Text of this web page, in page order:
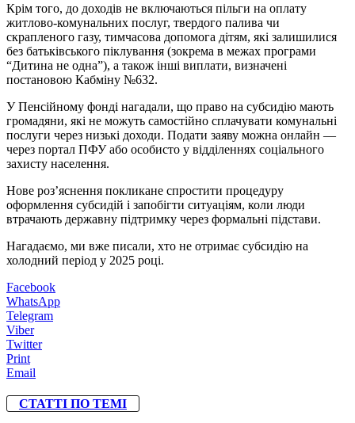
Крім того, до доходів не включаються пільги на оплату
житлово-комунальних послуг, твердого палива чи
скрапленого газу, тимчасова допомога дітям, які залишилися
без батьківського піклування (зокрема в межах програми
“Дитина не одна”), а також інші виплати, визначені
постановою Кабміну №632.
У Пенсійному фонді нагадали, що право на субсидію мають
громадяни, які не можуть самостійно сплачувати комунальні
послуги через низькі доходи. Подати заяву можна онлайн —
через портал ПФУ або особисто у відділеннях соціального
захисту населення.
Нове роз’яснення покликане спростити процедуру
оформлення субсидій і запобігти ситуаціям, коли люди
втрачають державну підтримку через формальні підстави.
Нагадаємо, ми вже писали, хто не отримає субсидію на
холодний період у 2025 році.
Facebook
WhatsApp
Telegram
Viber
Twitter
Print
Email
СТАТТІ ПО ТЕМІ